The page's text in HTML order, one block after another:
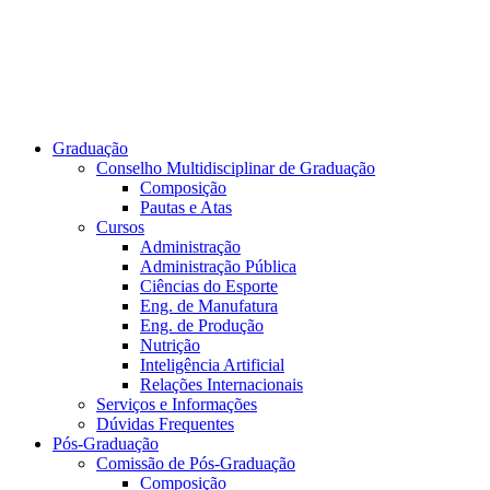
Graduação
Conselho Multidisciplinar de Graduação
Composição
Pautas e Atas
Cursos
Administração
Administração Pública
Ciências do Esporte
Eng. de Manufatura
Eng. de Produção
Nutrição
Inteligência Artificial
Relações Internacionais
Serviços e Informações
Dúvidas Frequentes
Pós-Graduação
Comissão de Pós-Graduação
Composição